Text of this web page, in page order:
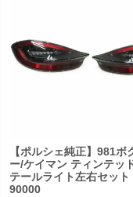
【ポルシェ純正】981ボ
ー/ケイマン ティンテッ
テールライト左右セッ
90000